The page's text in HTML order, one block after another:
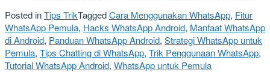
Posted inTips TrikTaggedCara Menggunakan WhatsApp, Fitur
WhatsApp Pemula, Hacks WhatsApp Android, Manfaat WhatsApp
di Android, Panduan WhatsApp Android, Strategi WhatsApp untuk
Pemula, Tips Chatting di WhatsApp, Trik Penggunaan WhatsApp,
Tutorial WhatsApp Android, WhatsApp untuk Pemula